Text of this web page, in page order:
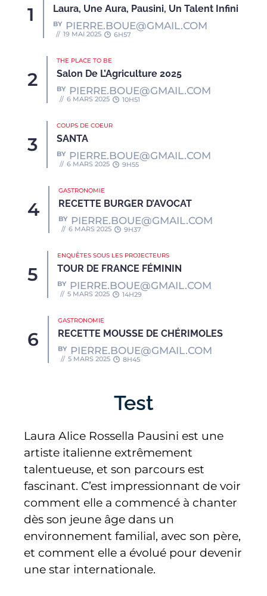
Laura, Une Aura, Pausini, Un Talent Infini
BY PIERRE.BOUE@GMAIL.COM
19 MAI 2025 6H57
THE PLACE TO BE
Salon De L’Agriculture 2025
BY PIERRE.BOUE@GMAIL.COM
6 MARS 2025 10H51
COUPS DE COEUR
SANTA
BY PIERRE.BOUE@GMAIL.COM
6 MARS 2025 9H55
GASTRONOMIE
RECETTE BURGER D’AVOCAT
BY PIERRE.BOUE@GMAIL.COM
6 MARS 2025 9H37
ENQUÊTES SOUS LES PROJECTEURS
TOUR DE FRANCE FÉMININ
BY PIERRE.BOUE@GMAIL.COM
5 MARS 2025 14H29
GASTRONOMIE
RECETTE MOUSSE DE CHÉRIMOLES
BY PIERRE.BOUE@GMAIL.COM
5 MARS 2025 8H45
Test
Laura Alice Rossella Pausini est une
artiste italienne extrêmement
talentueuse, et son parcours est
fascinant. C’est impressionnant de voir
comment elle a commencé à chanter
dès son jeune âge dans un
environnement familial, avec son père,
et comment elle a évolué pour devenir
une star internationale.